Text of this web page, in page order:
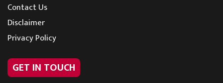
Contact Us
Disclaimer
Privacy Policy
GET IN TOUCH